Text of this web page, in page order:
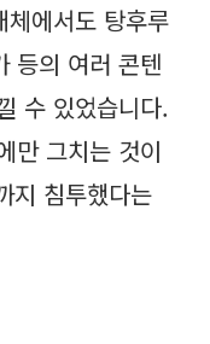
에서도 탕후루
등의 여러 콘텐
수 있었습니다.
만 그치는 것이
지 침투했다는